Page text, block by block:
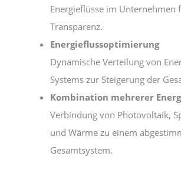
Energieflüsse im Unternehmen
Transparenz.
Energieflussoptimierung
Dynamische Verteilung von
Systems zur Steigerung der
Kombination mehrerer
Verbindung von Photovoltaik,
und Wärme zu einem
Gesamtsystem.